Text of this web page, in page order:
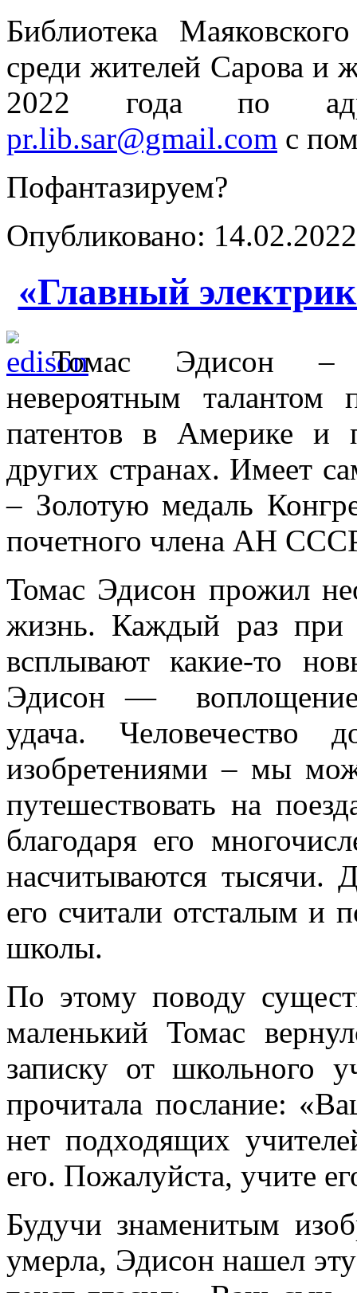
Библиотека
среди жителей Сарова и
2022 года по
pr.lib.sar@gmail.com с
Пофантазируем?
Опубликовано:
«Главный
Томас Эдисон –
невероятным талантом
патентов в Америке и
других странах. Имеет
– Золотую медаль
почетного члена АН
Томас Эдисон прожил
жизнь. Каждый раз при
всплывают какие-то
Эдисон — воплощение
удача. Человечество
изобретениями – мы
путешествовать на
благодаря его
насчитываются тысячи.
его считали отсталым и
школы.
По этому поводу
маленький Томас
записку от школьного
прочитала послание:
нет подходящих
его. Пожалуйста, учите
Будучи знаменитым
умерла, Эдисон нашел